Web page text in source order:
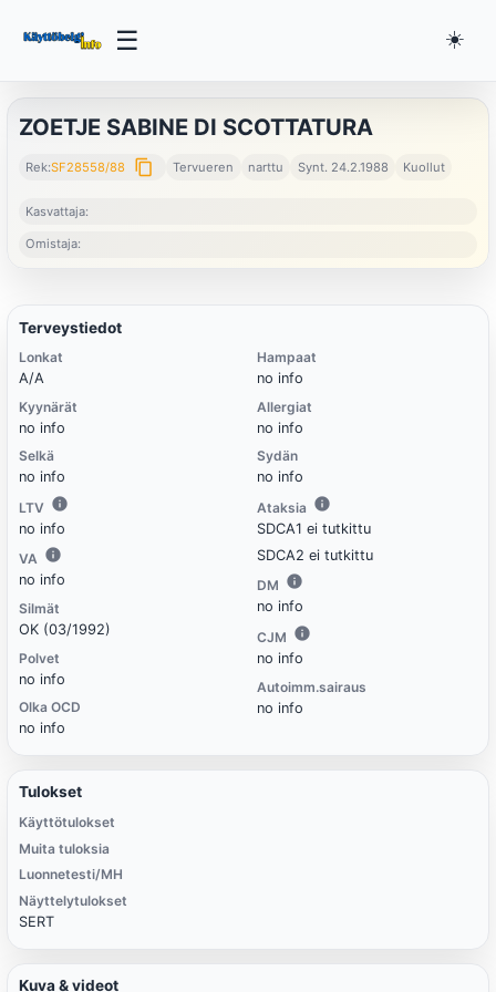
☰ ☀️
ZOETJE SABINE DI SCOTTATURA
Rek:SF28558/88 content_copy Tervueren narttu Synt. 24.2.1988 Kuollut
Kasvattaja:
Omistaja:
Terveystiedot
Lonkat
A/A
Kyynärät
no info
Selkä
no info
LTV
no info
VA
no info
Silmät
OK (03/1992)
Polvet
no info
Olka OCD
no info
Hampaat
no info
Allergiat
no info
Sydän
no info
Ataksia
SDCA1 ei tutkittu
SDCA2 ei tutkittu
DM
no info
CJM
no info
Autoimm.sairaus
no info
Tulokset
Käyttötulokset
Muita tuloksia
Luonnetesti/MH
Näyttelytulokset
SERT
Kuva & videot